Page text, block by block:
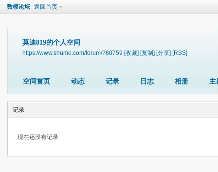
数模论坛 返回首页
莫迪819的个人空间
https://www.shumo.com/forum/?80759 [收藏] [复制] [分享] [RSS]
空间首页 动态 记录 日志 相册 主
记录
现在还没有记录